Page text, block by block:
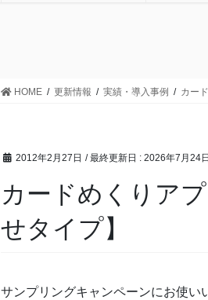
HOME 更新情報 実績・導入事例 カー
2012年2月27日 / 最終更新日 : 2026年7月24日
カードめくりア
せタイプ】
サンプリングキャンペーンにお使い